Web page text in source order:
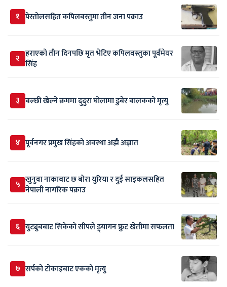
१ पेस्तोलसहित कपिलबस्तुमा तीन जना पक्राउ
२ हराएको तीन दिनपछि मृत भेटिए कपिलवस्तुका पूर्वमेयर
सिंह
३ बल्छी खेल्ने क्रममा दुदुरा घोलामा डुबेर बालकको मृत्यु
४ पूर्वनगर प्रमुख सिंहको अवस्था अझै अज्ञात
५ खुनुवा नाकाबाट छ बोरा युरिया र दुई साइकलसहित
नेपाली नागरिक पक्राउ
६ युट्युबबाट सिकेको सीपले ड्र्यागन फ्रुट खेतीमा सफलता
७ सर्पकाे टाेकाइबाट एकको मृत्यु